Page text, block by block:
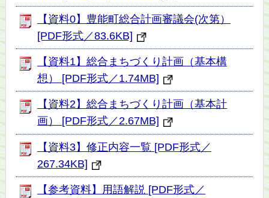
【資料0】豊能町総合計画審議会(次第）
[PDF形式／83.6KB]
【資料1】総合まちづくり計画（基本構
想） [PDF形式／1.74MB]
【資料2】総合まちづくり計画（基本計
画） [PDF形式／2.67MB]
【資料3】修正内容一覧 [PDF形式／
267.34KB]
【参考資料】用語解説 [PDF形式／